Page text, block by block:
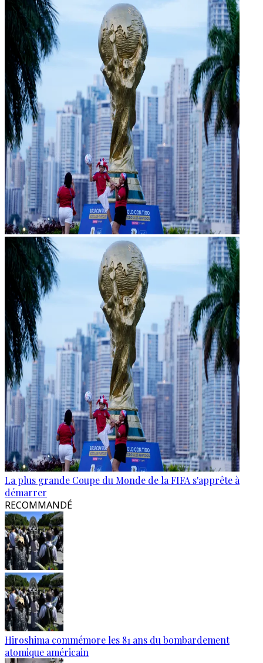
La plus grande Coupe du Monde de la FIFA s'apprête à
démarrer
RECOMMANDÉ
Hiroshima commémore les 81 ans du bombardement
atomique américain